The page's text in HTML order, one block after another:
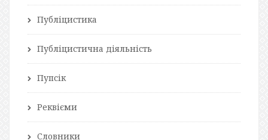
Публіцистика
Публіцистична діяльність
Пупсік
Реквієми
Словники